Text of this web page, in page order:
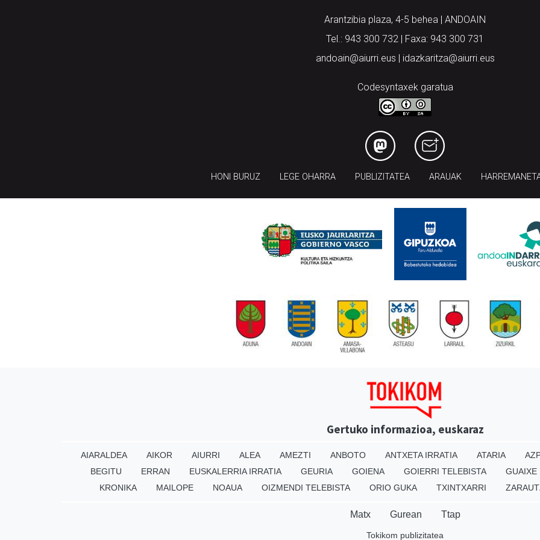
Arantzibia plaza, 4-5 behea | ANDOAIN
Tel.: 943 300 732 | Faxa: 943 300 731
andoain@aiurri.eus | idazkaritza@aiurri.eus
Codesyntaxek garatua
HONI BURUZ LEGE OHARRA PUBLIZITATEA ARAUAK
Gertuko informazioa, euskaraz
AIARALDEA AIKOR AIURRI ALEA AMEZTI ANBOTO ANTXETA IRRATIA ATARIA
BEGITU
ERRAN EUSKALERRIA IRRATIA GEURIA GOIENA GOIERRI TELEBISTA GUAIXE
KRONIKA
MAILOPE NOAUA OIZMENDI TELEBISTA ORIO GUKA TXINTXARRI
Matx Gurean Ttap
Tokikom publizitatea